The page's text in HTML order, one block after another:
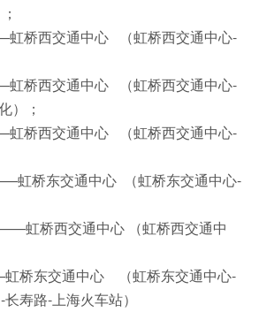
桥西交通中心 （虹桥西交通中心-
桥西交通中心 （虹桥西交通中心-
）；
桥西交通中心 （虹桥西交通中心-
虹桥东交通中心 （虹桥东交通中心-
虹桥西交通中心 （虹桥西交通中
桥东交通中心 （虹桥东交通中心-
寿路-上海火车站）